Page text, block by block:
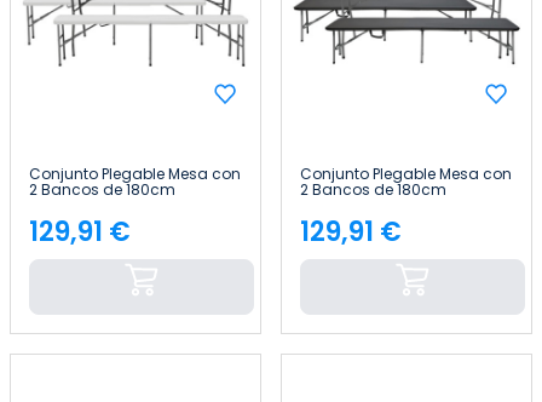
Conjunto Plegable Mesa con
2 Bancos de 180cm
Precio
129,91 €
Conjunto Plegable Mesa con
2 Bancos de 180cm
Precio
129,91 €